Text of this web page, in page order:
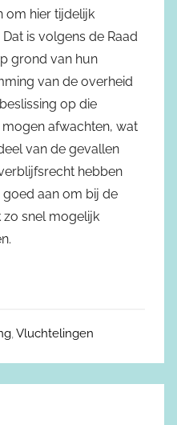
om hier tijdelijk
is volgens de Raad
grond van hun
van de overheid
op die
afwachten, wat
van de gevallen
hebben
aan om bij de
zo snel mogelijk
,Vluchtelingen